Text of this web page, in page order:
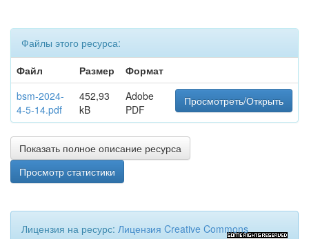
Файлы этого ресурса:
Файл
Размер
Формат
bsm-2024-
4-5-14.pdf
452,93
kB
Adobe
PDF
Просмотреть/Открыть
Показать полное описание ресурса
Просмотр статистики
Лицензия на ресурс: Лицензия Creative Commons